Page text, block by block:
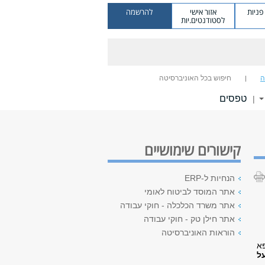
אזור אישי
לסטודנטים.יות
להרשמה
חיפוש בכל האוניברסיטה
| טפסים
קישורים שימושיים
הנחיות ל-ERP
אתר המוסד לביטוח לאומי
אתר משרד הכלכלה - חוקי עבודה
אתר חילן טק - חוקי עבודה
הוראות האוניברסיטה